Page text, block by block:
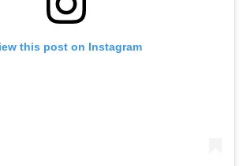
this post on Instagram